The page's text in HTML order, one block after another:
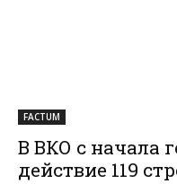
FACTUM
В ВКО с начала
действие 119